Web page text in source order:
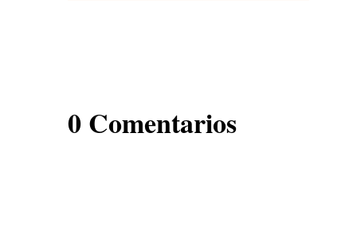
0 Comentarios